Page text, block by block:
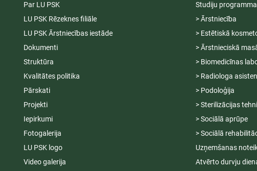
Par LU PSK
LU PSK Rēzeknes filiāle
LU PSK Ārstniecības iestāde
Dokumenti
Struktūra
Kvalitātes politika
Pārskati
Projekti
Iepirkumi
Fotogalerija
LU PSK logo
Video galerija
Studiju
> Ārstniecība
> Estētiskā
> Ārstnieciskā
> Biomedicīnas
> Radiologa
> Podoloģija
> Sterilizācijas
> Sociālā aprūpe
> Sociālā
Uzņemšanas
Atvērto durvju